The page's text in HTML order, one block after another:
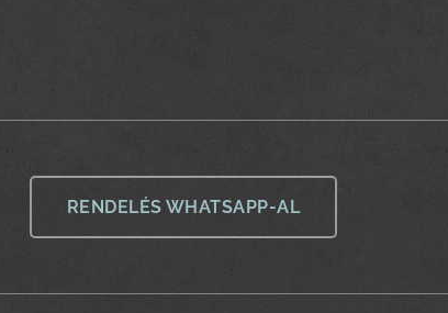
RENDELÉS WHATSAPP-AL